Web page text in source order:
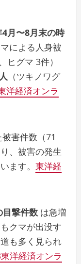
月〜8月末の時
による人身被
ヒグマ 3件）
（ツキノワグ
洋経済オンラ
害件数（71
、被害の発生
ます。 東洋経
目撃件数 は急増
クマが出没す
も多く見られ
東洋経済オンラ